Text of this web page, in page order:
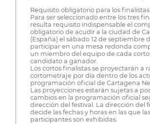
Requisito obligatorio para los finalistas
Para ser seleccionado entre los tres
resulta requisito indispensable el
obligatorio de acudir a la ciudad de
(España) el sábado 12 de septiembre
participar en una mesa redonda
un miembro del equipo de cada
candidato a ganador.
Los cortos finalistas se proyectarán a
cortometraje por día dentro de los
programación oficial de Cartagena
Las proyecciones estarán sujetas a
cambios en la programación oficial
dirección del festival. La dirección del
decide las fechas y horas en las que
participantes son exhibidas.